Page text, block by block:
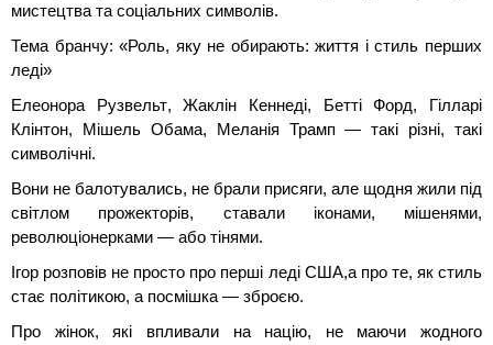
мистецтва та соціальних символів.
Тема бранчу: «Роль, яку не обирають: життя і стиль перших
леді»
Елеонора Рузвельт, Жаклін Кеннеді, Бетті Форд, Гілларі
Клінтон, Мішель Обама, Меланія Трамп — такі різні, такі
символічні.
Вони не балотувались, не брали присяги, але щодня жили під
світлом прожекторів, ставали іконами, мішенями,
революціонерками — або тінями.
Ігор розповів не просто про перші леді США,а про те, як стиль
стає політикою, а посмішка — зброєю.
Про жінок, які впливали на націю, не маючи жодного